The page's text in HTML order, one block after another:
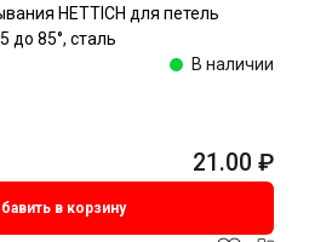
HETTICH для петель
до 85°, сталь
В наличии
21.00 ₽
в корзину